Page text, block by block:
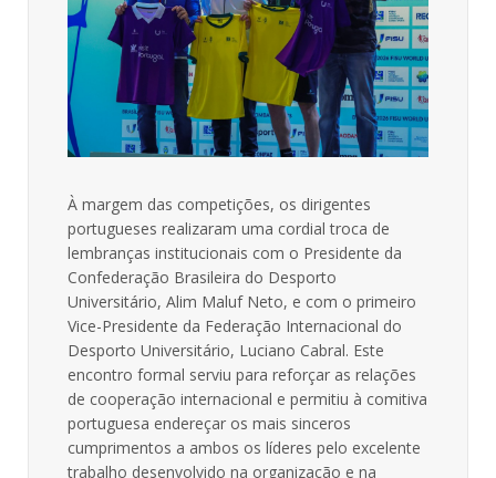
À margem das competições, os dirigentes
portugueses realizaram uma cordial troca de
lembranças institucionais com o Presidente da
Confederação Brasileira do Desporto
Universitário, Alim Maluf Neto, e com o primeiro
Vice-Presidente da Federação Internacional do
Desporto Universitário, Luciano Cabral. Este
encontro formal serviu para reforçar as relações
de cooperação internacional e permitiu à comitiva
portuguesa endereçar os mais sinceros
cumprimentos a ambos os líderes pelo excelente
trabalho desenvolvido na organização e na